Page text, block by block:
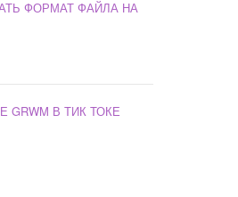
ФОРМАТ ФАЙЛА НА
GRWM В ТИК ТОКЕ